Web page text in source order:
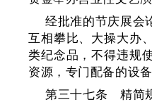
经批准的节庆展会
互相攀比、大操大办
类纪念品，不得违规
资源，专门配备的设
第三十七条 精简